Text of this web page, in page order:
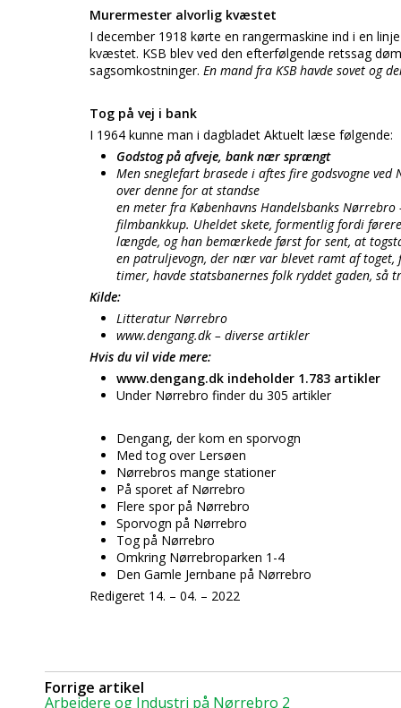
Murermester alvorlig kvæstet
I december 1918 kørte en rangermaskine ind i en
kvæstet. KSB blev ved den efterfølgende retssag
sagsomkostninger. En mand fra KSB havde sovet og
Tog på vej i bank
I 1964 kunne man i dagbladet Aktuelt læse følgende:
Godstog på afveje, bank nær sprængt
Men sneglefart brasede i aftes fire godsvogne
over denne for at standse
en meter fra Københavns Handelsbanks
filmbankkup. Uheldet skete, formentlig fordi
længde, og han bemærkede først for sent, at
en patruljevogn, der nær var blevet ramt af
timer, havde statsbanernes folk ryddet gaden, så
Kilde:
Litteratur Nørrebro
www.dengang.dk – diverse artikler
Hvis du vil vide mere:
www.dengang.dk indeholder 1.783 artikler
Under Nørrebro finder du 305 artikler
Dengang, der kom en sporvogn
Med tog over Lersøen
Nørrebros mange stationer
På sporet af Nørrebro
Flere spor på Nørrebro
Sporvogn på Nørrebro
Tog på Nørrebro
Omkring Nørrebroparken 1-4
Den Gamle Jernbane på Nørrebro
Redigeret 14. – 04. – 2022
Forrige artikel
Arbejdere og Industri på Nørrebro 2